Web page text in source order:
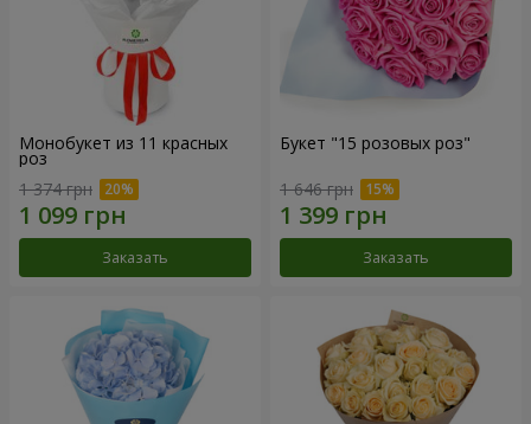
Монобукет из 11 красных
роз
1 374 грн
Заказать
Букет "15 розовых роз"
1 646 грн
Заказать